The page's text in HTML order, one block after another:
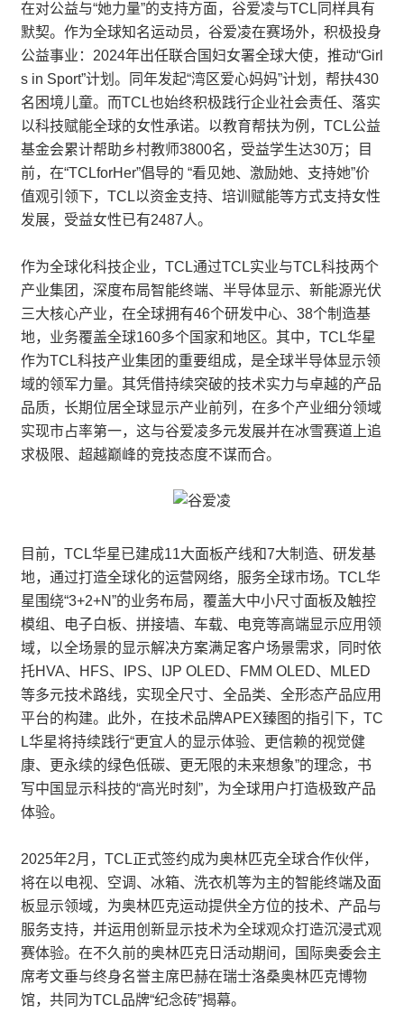
在对公益与“她力量”的支持方面，谷爱凌与TCL同样具有
默契。作为全球知名运动员，谷爱凌在赛场外，积极投身
公益事业：2024年出任联合国妇女署全球大使，推动“Girl
s in Sport”计划。同年发起“湾区爱心妈妈”计划，帮扶430
名困境儿童。而TCL也始终积极践行企业社会责任、落实
以科技赋能全球的女性承诺。以教育帮扶为例，TCL公益
基金会累计帮助乡村教师3800名，受益学生达30万；目
前，在“TCLforHer”倡导的 “看见她、激励她、支持她”价
值观引领下，TCL以资金支持、培训赋能等方式支持女性
发展，受益女性已有2487人。
作为全球化科技企业，TCL通过TCL实业与TCL科技两个
产业集团，深度布局智能终端、半导体显示、新能源光伏
三大核心产业，在全球拥有46个研发中心、38个制造基
地，业务覆盖全球160多个国家和地区。其中，TCL华星
作为TCL科技产业集团的重要组成，是全球半导体显示领
域的领军力量。其凭借持续突破的技术实力与卓越的产品
品质，长期位居全球显示产业前列，在多个产业细分领域
实现市占率第一，这与谷爱凌多元发展并在冰雪赛道上追
求极限、超越巅峰的竞技态度不谋而合。
目前，TCL华星已建成11大面板产线和7大制造、研发基
地，通过打造全球化的运营网络，服务全球市场。TCL华
星围绕“3+2+N”的业务布局，覆盖大中小尺寸面板及触控
模组、电子白板、拼接墙、车载、电竞等高端显示应用领
域，以全场景的显示解决方案满足客户场景需求，同时依
托HVA、HFS、IPS、IJP OLED、FMM OLED、MLED
等多元技术路线，实现全尺寸、全品类、全形态产品应用
平台的构建。此外，在技术品牌APEX臻图的指引下，TC
L华星将持续践行“更宜人的显示体验、更信赖的视觉健
康、更永续的绿色低碳、更无限的未来想象”的理念，书
写中国显示科技的“高光时刻”，为全球用户打造极致产品
体验。
2025年2月，TCL正式签约成为奥林匹克全球合作伙伴，
将在以电视、空调、冰箱、洗衣机等为主的智能终端及面
板显示领域，为奥林匹克运动提供全方位的技术、产品与
服务支持，并运用创新显示技术为全球观众打造沉浸式观
赛体验。在不久前的奥林匹克日活动期间，国际奥委会主
席考文垂与终身名誉主席巴赫在瑞士洛桑奥林匹克博物
馆，共同为TCL品牌“纪念砖”揭幕。